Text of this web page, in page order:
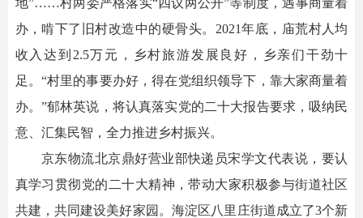
地”……村两委严格落实“四议两公开”等制度，遇事商量着
办，啃下了旧村改造中的硬骨头。2021年底，庙荒村人均
收入达到2.5万元，乡村旅游发展良好，乡亲们干劲十
足。“村里的事要办好，得在党组织领导下，靠大家商量着
办。”郁林英说，将认真落实党的二十大报告要求，吸纳民
意、汇集民智，全力推进乡村振兴。
京东物流北京鼎好营业部快递员宋学文代表说，要认
真学习贯彻党的二十大精神，带动大家积极参与街道社区
共建，共同建设美好家园。海淀区八里庄街道成立了3个新